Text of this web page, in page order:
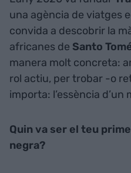
una agència de viatges
convida a descobrir la
africanes de Santo
manera molt concreta:
rol actiu, per trobar -o
importa: l’essència d’un
Quin va ser el teu
negra?